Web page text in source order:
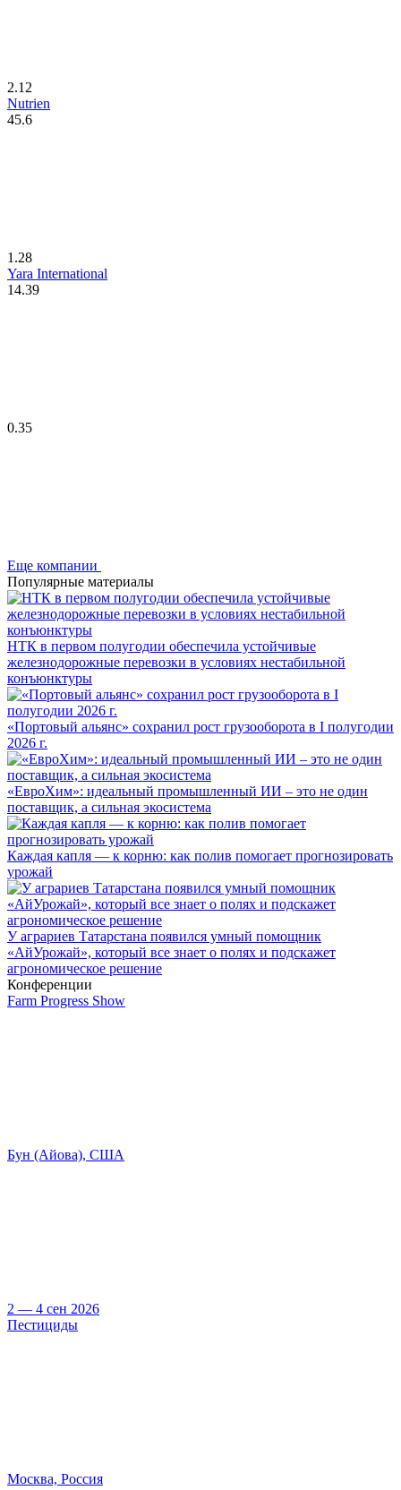
2.12
Nutrien
45.6
1.28
Yara International
14.39
0.35
Еще компании
Популярные материалы
НТК в первом полугодии обеспечила устойчивые
железнодорожные перевозки в условиях нестабильной
конъюнктуры
«Портовый альянс» сохранил рост грузооборота в I полугодии
2026 г.
«ЕвроХим»: идеальный промышленный ИИ – это не один
поставщик, а сильная экосистема
Каждая капля — к корню: как полив помогает прогнозировать
урожай
У аграриев Татарстана появился умный помощник
«АйУрожай», который все знает о полях и подскажет
агрономическое решение
Конференции
Farm Progress Show
Бун (Айова), США
2 — 4 сен 2026
Пестициды
Москва, Россия